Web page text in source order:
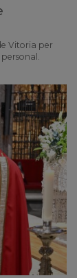
Vitoria per